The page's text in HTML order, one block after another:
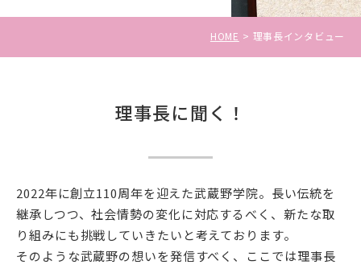
受験生の方
卒業生の方
保護者の方
HOME 理事長インタビュー
理事長に聞く！
2022年に創立110周年を迎えた武蔵野学院。長い伝統を
継承しつつ、社会情勢の変化に対応するべく、新たな取
り組みにも挑戦していきたいと考えております。
そのような武蔵野の想いを発信すべく、ここでは理事長